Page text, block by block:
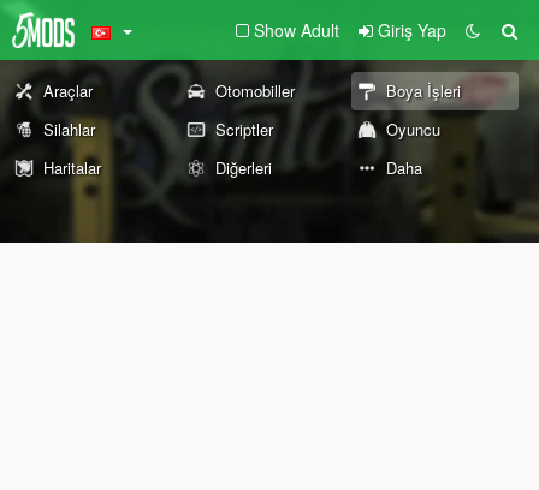
Show Adult Giriş Yap
Araçlar Otomobiller
Boya İşleri
Silahlar
Scriptler
Oyuncu
Haritalar
Diğerleri Daha